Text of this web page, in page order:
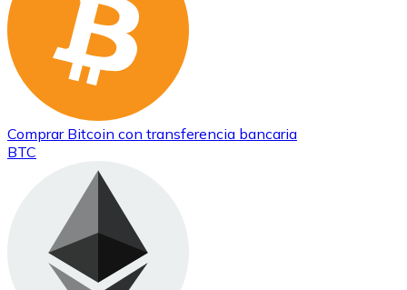
Comprar Bitcoin con transferencia bancaria
BTC